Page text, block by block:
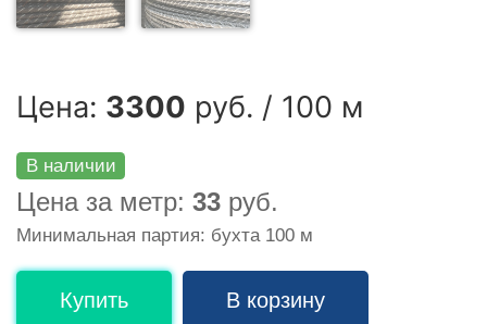
Цена: 3300 руб. / 100 м
В наличии
Цена за метр: 33 руб.
Минимальная партия: бухта 100 м
Купить В корзину